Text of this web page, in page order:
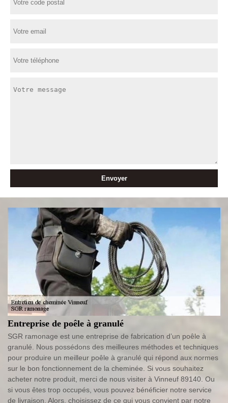
Entreprise de poêle à granulé
SGR ramonage est une entreprise de fabrication d’un poêle à
granulé. Nous possédons des meilleures méthodes et techniques
pour produire un meilleur poêle à granulé qui répond aux normes
sur le bon fonctionnement de la cheminée. Si vous souhaitez
acheter notre produit, merci de nous visiter à Vinneuf 89140. Ou
si vous êtes trop occupés, vous pouvez bénéficier notre service
de livraison. Alors, choisissez de ce qui vous convient par notre